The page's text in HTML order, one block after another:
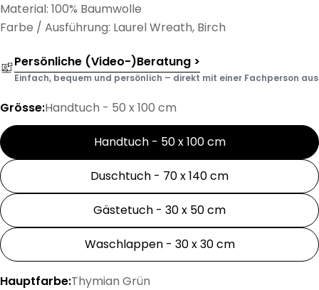
Material: 100% Baumwolle
Farbe / Ausführung: Laurel Wreath, Birch
Persönliche (Video-)Beratung >
Einfach, bequem und persönlich – direkt mit einer Fachperson aus
Grösse:Handtuch - 50 x 100 cm
Handtuch - 50 x 100 cm
Duschtuch - 70 x 140 cm
Gästetuch - 30 x 50 cm
Waschlappen - 30 x 30 cm
Hauptfarbe:Thymian Grün